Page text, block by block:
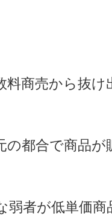
商売から抜け
都合で商品が
者が低単価